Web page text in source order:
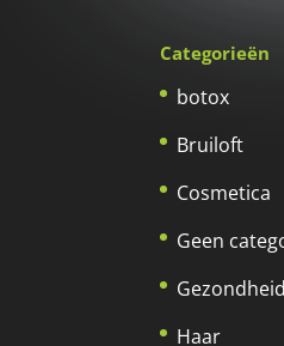
Categorieën
botox
Bruiloft
Cosmetica
Geen
Gezondheid
Haar